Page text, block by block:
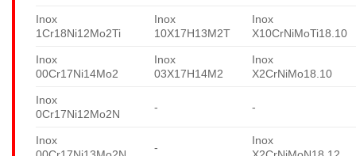
Inox
1Cr18Ni12Mo2Ti
Inox
10X17H13M2T
Inox
X10CrNiMoTi18.10
Inox
00Cr17Ni14Mo2
Inox
03X17H14M2
Inox
X2CrNiMo18.10
Inox
0Cr17Ni12Mo2N
- -
Inox
-
Inox